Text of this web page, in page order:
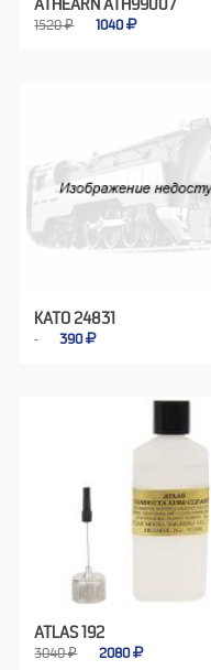
ATHEARN ATH99007
1520 ₽ 1040
KATO 24831
390
ATLAS 192
3040 ₽ 2080